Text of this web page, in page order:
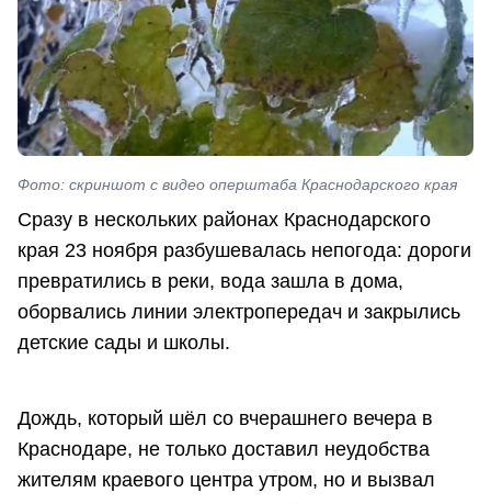
Фото: скриншот с видео оперштаба Краснодарского края
Сразу в нескольких районах Краснодарского
края 23 ноября разбушевалась непогода: дороги
превратились в реки, вода зашла в дома,
оборвались линии электропередач и закрылись
детские сады и школы.
Дождь, который шёл со вчерашнего вечера в
Краснодаре, не только доставил неудобства
жителям краевого центра утром, но и вызвал